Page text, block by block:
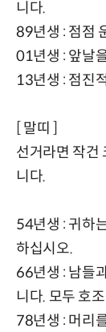
니다.
89년생 : 점점
01년생 : 앞날
13년생 : 점진
[ 말띠 ]
선거라면 작건
니다.
54년생 : 귀하
하십시오.
66년생 : 남들
니다. 모두 호
78년생 : 머리